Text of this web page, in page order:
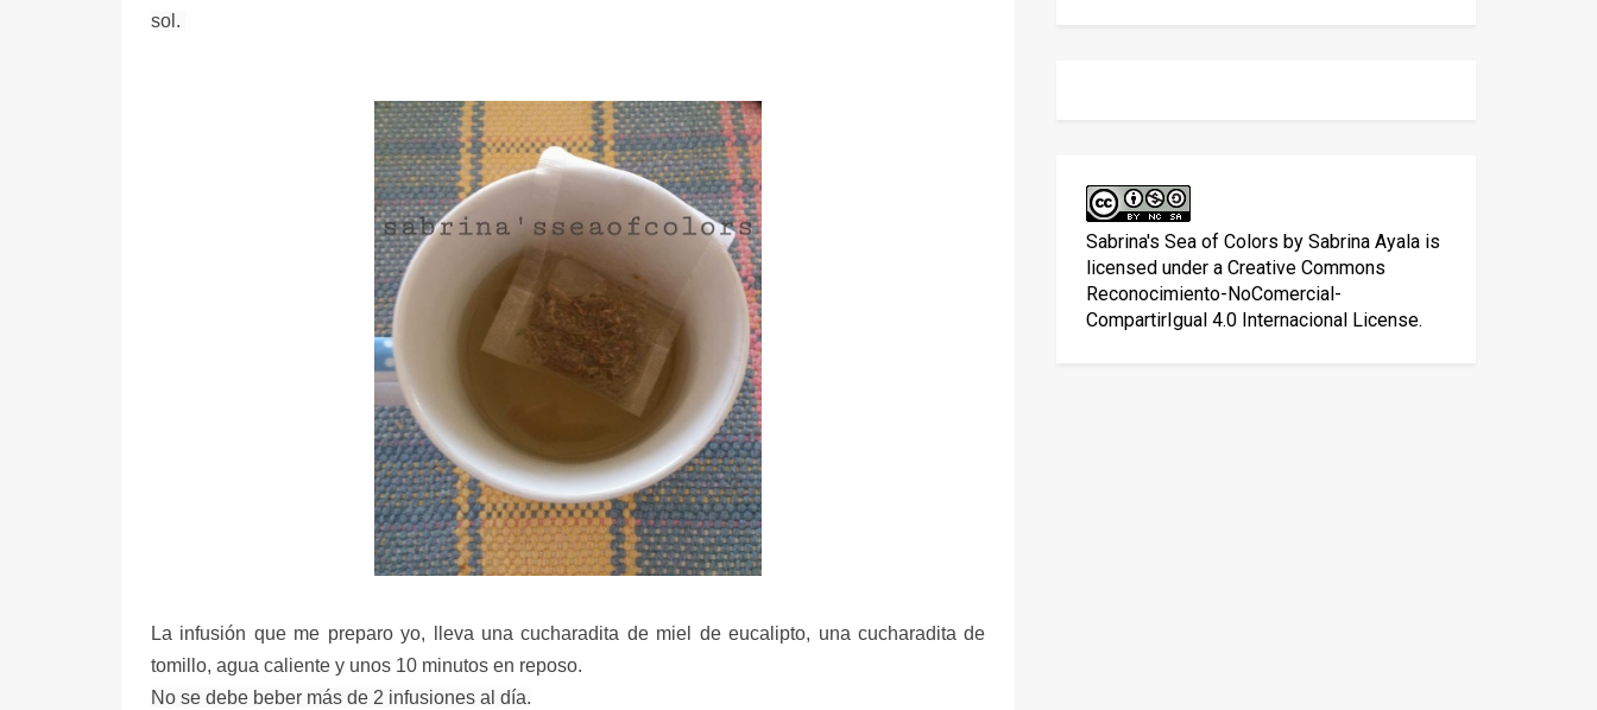
sol.
La infusión que me preparo yo, lleva una cucharadita de miel de eucalipto, una cucharadita de
tomillo, agua caliente y unos 10 minutos en reposo.
No se debe beber más de 2 infusiones al día.
Sabrina's Sea of Colors by Sabrina Ayalais
licensed under a Creative Commons
Reconocimiento-NoComercial-
CompartirIgual 4.0 Internacional License.